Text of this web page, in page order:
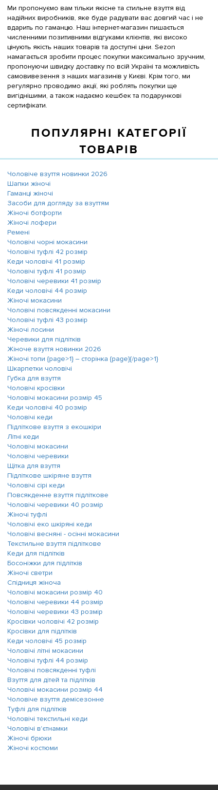
Ми пропонуємо вам тільки якісне та стильне взуття від
надійних виробників, яке буде радувати вас довгий час і не
вдарить по гаманцю. Наш інтернет-магазин пишається
численними позитивними відгуками клієнтів, які високо
цінують якість наших товарів та доступні ціни. Sezon
намагається зробити процес покупки максимально зручним,
пропонуючи швидку доставку по всій Україні та можливість
самовивезення з наших магазинів у Києві. Крім того, ми
регулярно проводимо акції, які роблять покупки ще
вигіднішими, а також надаємо кешбек та подарункові
сертифікати.
ПОПУЛЯРНІ КАТЕГОРІЇ
ТОВАРІВ
Чоловіче взуття новинки 2026
Шапки жіночі
Гаманці жіночі
Засоби для догляду за взуттям
Жіночі ботфорти
Жіночі лофери
Ремені
Чоловічі чорні мокасини
Чоловічі туфлі 42 розмір
Кеди чоловічі 41 розмір
Чоловічі туфлі 41 розмір
Чоловічі черевики 41 розмір
Кеди чоловічі 44 розмір
Жіночі мокасини
Чоловічі повсякденні мокасини
Чоловічі туфлі 43 розмір
Жіночі лосини
Черевики для підлітків
Жіноче взуття новинки 2026
Жіночі топи {page>1} ― сторінка {page}{/page>1}
Шкарпетки чоловічі
Губка для взуття
Чоловічі кросівки
Чоловічі мокасини розмір 45
Кеди чоловічі 40 розмір
Чоловічі кеди
Підліткове взуття з екошкіри
Літні кеди
Чоловічі мокасини
Чоловічі черевики
Щітка для взуття
Підліткове шкіряне взуття
Чоловічі сірі кеди
Повсякденне взуття підліткове
Чоловічі черевики 40 розмір
Жіночі туфлі
Чоловічі еко шкіряні кеди
Чоловічі весняні - осінні мокасини
Текстильне взуття підліткове
Кеди для підлітків
Босоніжки для підлітків
Жіночі светри
Спідниця жіноча
Чоловічі мокасини розмір 40
Чоловічі черевики 44 розмір
Чоловічі черевики 43 розмір
Кросівки чоловічі 42 розмір
Кросівки для підлітків
Кеди чоловічі 45 розмір
Чоловічі літні мокасини
Чоловічі туфлі 44 розмір
Чоловічі повсякденні туфлі
Взуття для дітей та підлітків
Чоловічі мокасини розмір 44
Чоловіче взуття демісезонне
Туфлі для підлітків
Чоловічі текстильні кеди
Чоловічі в'єтнамки
Жіночі брюки
Жіночі костюми